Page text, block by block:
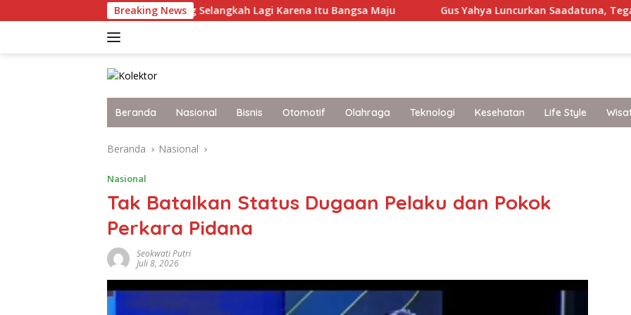
ke
Breaking News
Malaysia yang Selangkah Lagi Karena Itu Bangsa Maju Gus Yahya Luncurkan Saadatuna, Tegaskan 5 Prinsip
Beranda Nasional Bisnis Otomotif Olahraga Teknologi Kesehatan Life Style
Beranda Nasional
Nasional
Tak Batalkan Status Dugaan Pelaku dan Pokok
Perkara Pidana
Seokwati Putri
Juli 8, 2026